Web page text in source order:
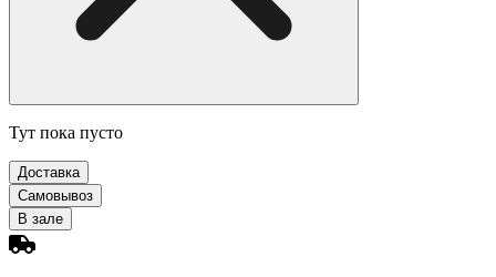
Тут пока пусто
Доставка
Самовывоз
В зале